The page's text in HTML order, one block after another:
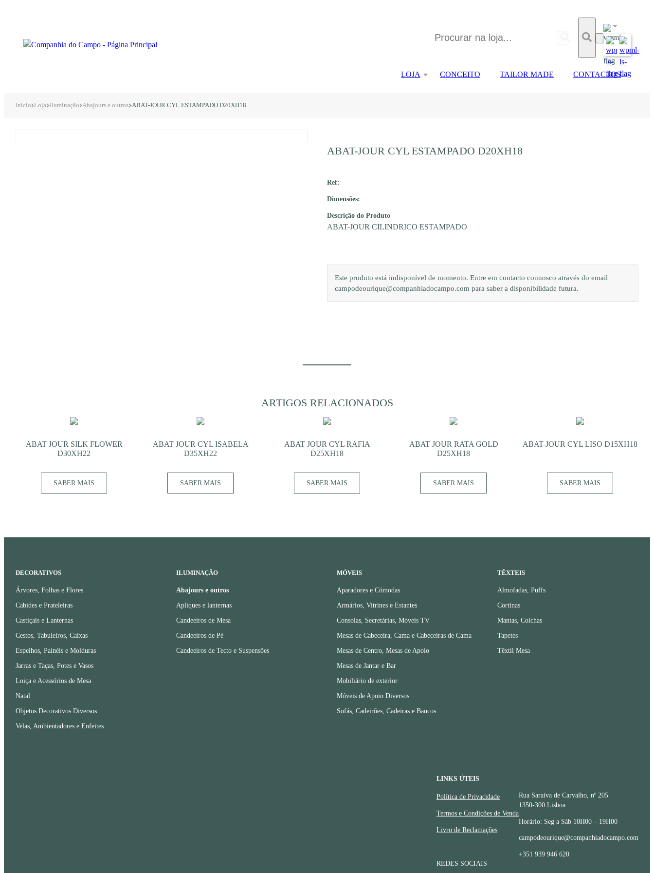
LOJA CONCEITO TAILOR MADE CONTACTOS
Início Loja Iluminação Abajours e outros ABAT-JOUR CYL ESTAMPADO D20XH18
ABAT-JOUR CYL ESTAMPADO D20XH18
Ref:
Dimensões:
Descrição do Produto
ABAT-JOUR CILINDRICO ESTAMPADO
Este produto está indisponível de momento. Entre em contacto connosco através do email
campodeourique@companhiadocampo.com para saber a disponibilidade futura.
ARTIGOS RELACIONADOS
ABAT JOUR SILK FLOWER
D30XH22
SABER MAIS
ABAT JOUR CYL ISABELA
D35XH22
SABER MAIS
ABAT JOUR CYL RAFIA
D25XH18
SABER MAIS
ABAT JOUR RATA GOLD
D25XH18
SABER MAIS
ABAT-JOUR CYL LISO D15XH18
SABER MAIS
DECORATIVOS
Árvores, Folhas e Flores
Cabides e Prateleiras
Castiçais e Lanternas
Cestos, Tabuleiros, Caixas
Espelhos, Painéis e Molduras
Jarras e Taças, Potes e Vasos
Loiça e Acessórios de Mesa
Natal
Objetos Decorativos Diversos
Velas, Ambientadores e Enfeites
ILUMINAÇÃO
Abajours e outros
Apliques e lanternas
Candeeiros de Mesa
Candeeiros de Pé
Candeeiros de Tecto e Suspensões
MÓVEIS
Aparadores e Cómodas
Armários, Vitrines e Estantes
Consolas, Secretárias, Móveis TV
Mesas de Cabeceira, Cama e Cabeceiras de Cama
Mesas de Centro, Mesas de Apoio
Mesas de Jantar e Bar
Mobiliário de exterior
Móveis de Apoio Diversos
Sofás, Cadeirões, Cadeiras e Bancos
TÊXTEIS
Almofadas, Puffs
Cortinas
Mantas, Colchas
Tapetes
Têxtil Mesa
LINKS ÚTEIS
Política de Privacidade
Termos e Condições de Venda
Livro de Reclamações
REDES SOCIAIS
Rua Saraiva de Carvalho, nº 205
1350-300 Lisboa
Horário: Seg a Sáb 10H00 – 19H00
campodeourique@companhiadocampo.com
+351 939 946 620